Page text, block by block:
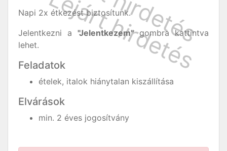
Napi 2x étkezést biztosítunk.
Jelentkezni a "Jelentkezem"gombra kattintva
lehet.
Feladatok
ételek, italok hiánytalan kiszállítása
Elvárások
min. 2 éves jogosítvány